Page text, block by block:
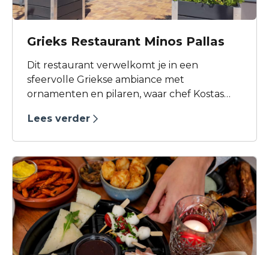
streekgerechten.
Grieks Restaurant Minos Pallas
Dit restaurant verwelkomt je in een
sfeervolle Griekse ambiance met
ornamenten en pilaren, waar chef Kostas
heerlijke Griekse gerechten bereidt.
Lees verder